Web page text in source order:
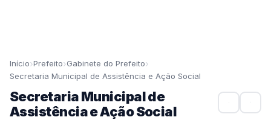
Início›Prefeito›Gabinete do Prefeito›
Secretaria Municipal de Assistência e Ação Social
Secretaria Municipal de
Assistência e Ação Social